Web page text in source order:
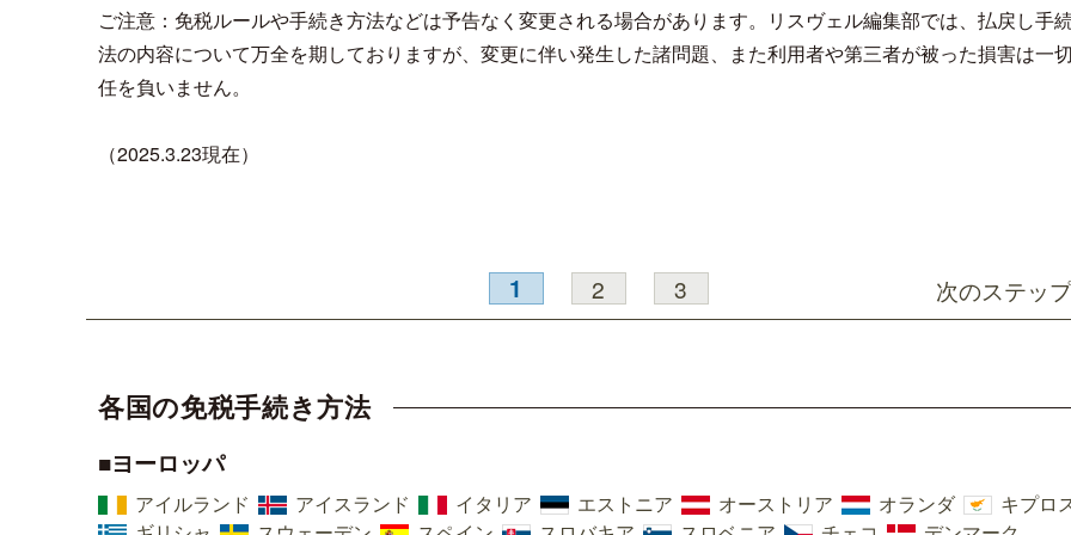
ご注意：免税ルールや手続き方法などは予告なく変更される場合があります。リスヴェル編集部では、払戻し手
法の内容について万全を期しておりますが、変更に伴い発生した諸問題、また利用者や第三者が被った損害は一
任を負いません。
（2025.3.23現在）
1 2 3 次のステップ
各国の免税手続き方法
■ヨーロッパ
アイルランド アイスランド イタリア エストニア オーストリア オランダ
キプロ